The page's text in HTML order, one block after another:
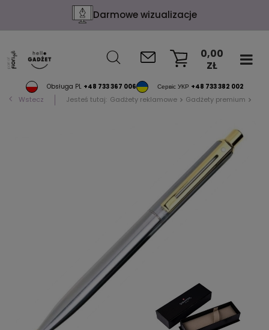
Darmowe wizualizacje
Obsługa PL +48 733 367 006 Сервіс УКР +48 733 382 002
0,00
ZŁ
Wstecz Jesteś tutaj: Gadżety reklamowe Gadżety premium